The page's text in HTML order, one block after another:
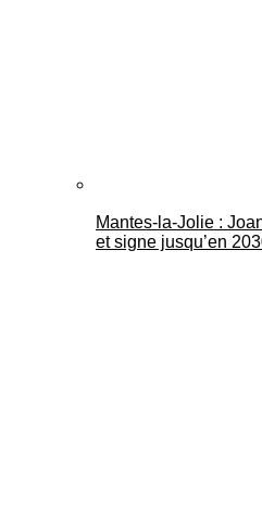
Mantes-la-Jolie :
et signe jusqu’en